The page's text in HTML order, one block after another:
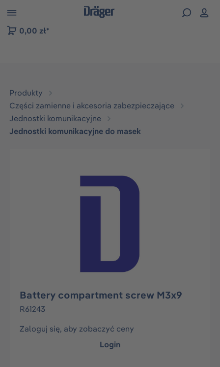
do nawigacji na platformie B2B
0,00 zł*
Produkty
Części zamienne i akcesoria zabezpieczające
Jednostki komunikacyjne
Jednostki komunikacyjne do masek
Pomiń galerię zdjęć
Battery compartment screw M3x9
R61243
Zaloguj się, aby zobaczyć ceny
Login